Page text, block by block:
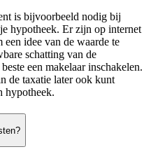
is bijvoorbeeld nodig bij
hypotheek. Er zijn op internet
idee van de waarde te
schatting van de
een makelaar inschakelen.
de taxatie later ook kunt
hypotheek.